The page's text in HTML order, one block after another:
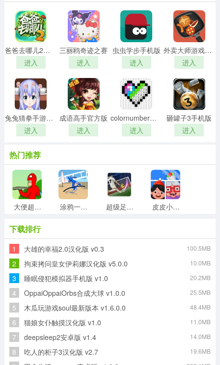
爸爸去哪儿2手机最新版
进入
三丽鸥奇迹之赛
进入
虫虫学步手机版
进入
外卖大师游戏安装包
进入
兔兔猜拳手游直装版
进入
成语高手官方版
进入
colornumber游戏无广告版
进入
砸罐子3手机版
进入
热门推荐
大便超人3原版 涂鸦一笔划官方最新版 超级足球赛游戏官方版 皮皮小屋手机正版
艾尔登法环传奇游戏官方版 水果弹珠传奇最新免费版
末日逃离直装版 雪月花手机最新版
下载排行
1 大雄的幸福2.0汉化版 v0.3 100.5MB
2 拘束拷问皇女伊莉娜汉化版 v5.0.0 10.0MB
3 睡眠侵犯模拟器手机版 v1.0 20.2MB
4 OppaiOppaiOrbs合成大球 v1.0.0 25.5MB
5 木瓜玩游戏soul最新版本 v1.6.0.0 48.4MB
6 猫娘女仆触摸汉化版 v1.0 11.0MB
7 deepsleep2安卓版 v1.4 14.0MB
8 吃人的柜子3汉化版 v2.7 19.6MB